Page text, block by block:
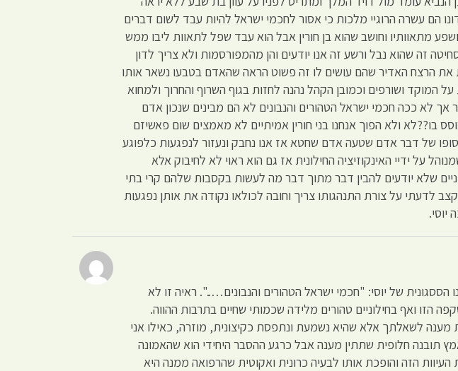
הם עשרה הרוגיי מלכות כי אסור לחכמי ישראל להיות עבד לשום דברים
מתאוותיו וחושב שהוא בן חורין אבל הוא עבד שפל לתאוות ליבו ממש
זה שהוא נבל ורשע זה אנו יודעים והן מהמפורסמות ולא צריך לדון
הרצח האדיר שהם עושים לו זה פשוט הראה שהאדם בטבעו נשאר אותו
ושורפים וכמובן הקהל נהנה לחזות בגוף השרוף והחרוך ולמחוא
אך לא ככה חכמי ישראל הטהורים והנבונים לא הם מבינים שנכון אדם
בו??לא ולא הפוך אנחנו בני חורין אמיתיים לא מאמצים שום פאשיזם
של דבר אדם שטעה אדם שחטא אז אנו נחבק ונעזור לנפגעות כלפוגע
על ידיי האינקוזיציה החילונית אז גם הוא ראוי לא לחיבוק אלא
שלא יודעים להבין דבר מתוך דבר מה לעשות בקסבות שלהם קרי בתי
לדעתי על צורת התנהגותו צריך וחובה לכולאו נקודה את אותן נפגעות
של יוסי: "חכמי ישראל הטהורים והנבונים…..". ראיה זו לא
הזו ואף בחילוניים טהורים מלידה שכמותי שחיים בתרבות ההווה.
לשאלתך אלא שהיא נשמעת ונתפסת כקיצונית, מוזרה, כאילו אני
תובנה חלופית שתתין מענה אבל כרגע ההסבר היחידי הוא שהאמונה
הזה והופכת אותו לבעיה כרונית ואקוטית שהרפואה ממנה היא